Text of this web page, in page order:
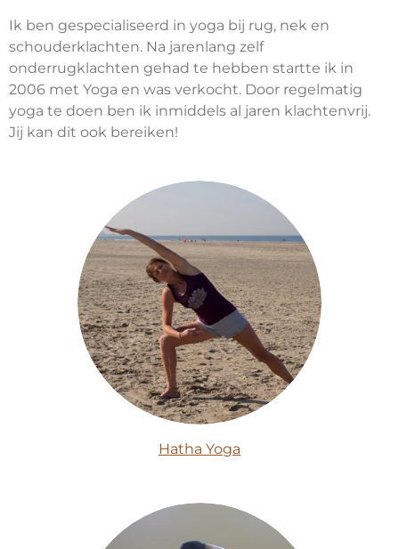
Ik ben gespecialiseerd in yoga bij rug, nek en
schouderklachten. Na jarenlang zelf
onderrugklachten gehad te hebben startte ik in
2006 met Yoga en was verkocht. Door regelmatig
yoga te doen ben ik inmiddels al jaren klachtenvrij.
Jij kan dit ook bereiken!
Hatha Yoga